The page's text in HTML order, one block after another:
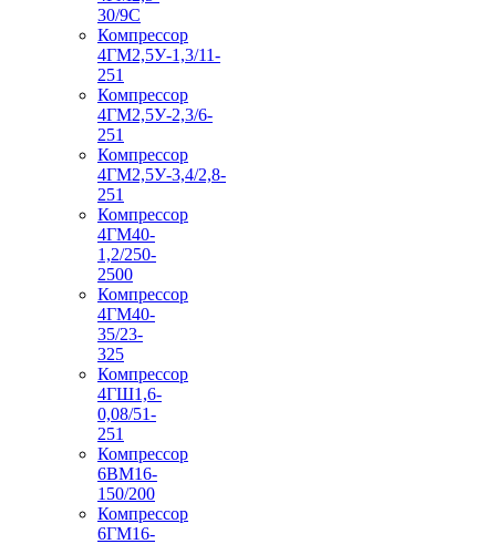
30/9С
Компрессор
4ГМ2,5У-1,3/11-
251
Компрессор
4ГМ2,5У-2,3/6-
251
Компрессор
4ГМ2,5У-3,4/2,8-
251
Компрессор
4ГМ40-
1,2/250-
2500
Компрессор
4ГМ40-
35/23-
325
Компрессор
4ГШ1,6-
0,08/51-
251
Компрессор
6ВМ16-
150/200
Компрессор
6ГМ16-